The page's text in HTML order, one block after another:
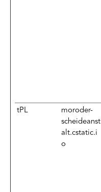
tPL
moroder-
scheideanst
alt.cstatic.i
o